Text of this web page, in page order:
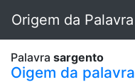
Origem da Palavra
Palavra sargento
Oigem da palavra